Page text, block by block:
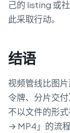
己的 listing 或
此采取行动。
结语
视频管线比图
令牌、分片交
不以文件的形
→ MP4」的流